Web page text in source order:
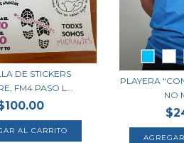
DE STICKERS
FM4 PASO L...
PLAYERA
NO